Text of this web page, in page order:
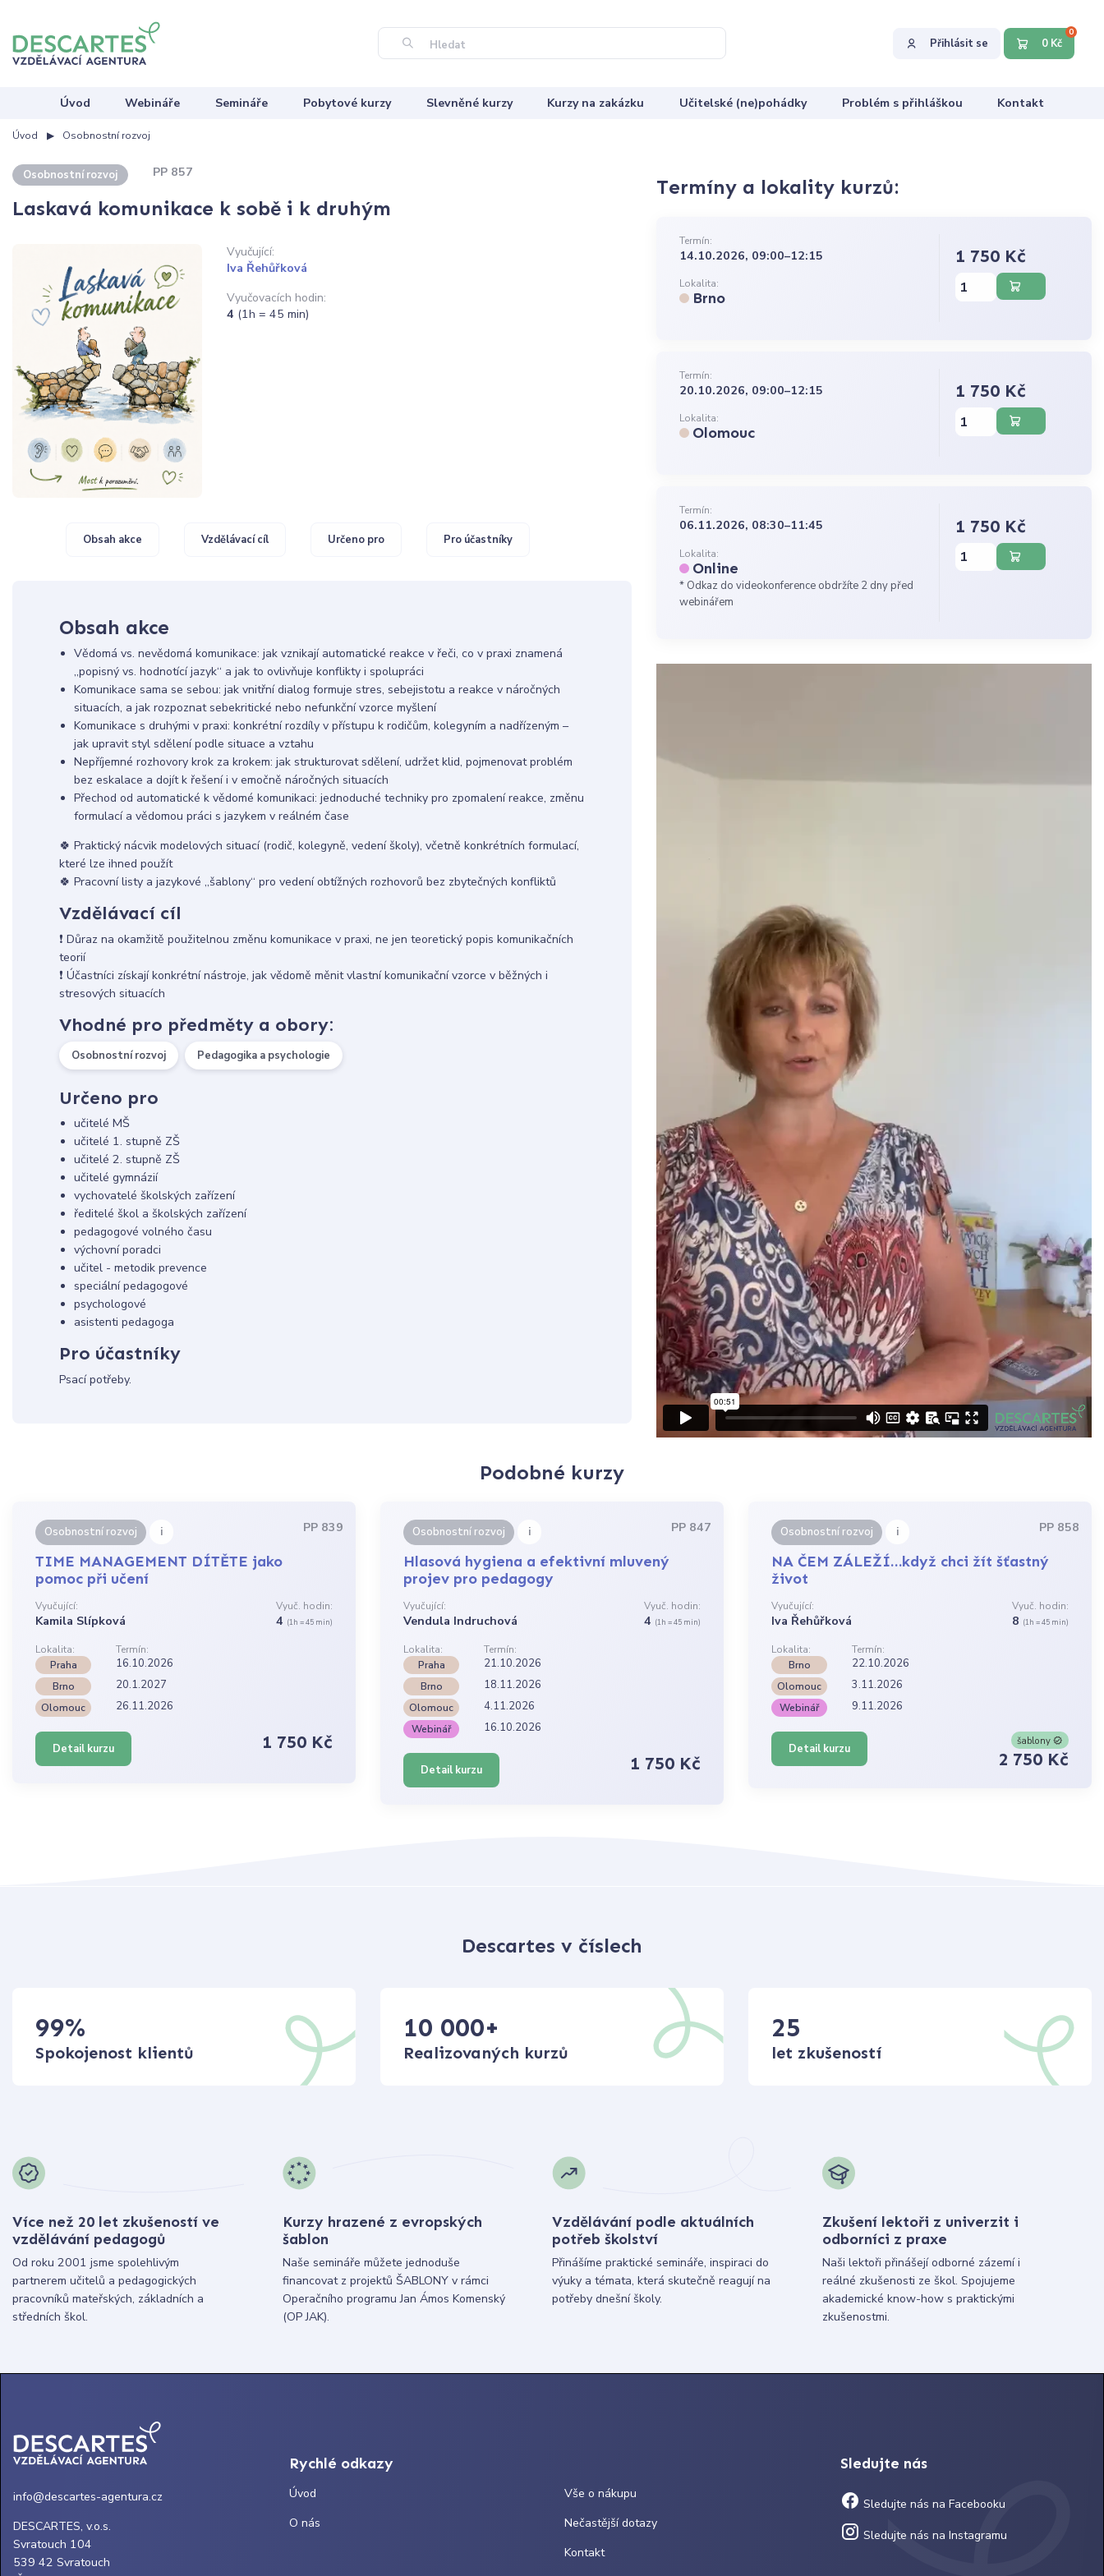
Hledat Přihlásit se 0 Kč
0
Úvod Webináře Semináře Pobytové kurzy Slevněné kurzy Kurzy na zakázku Učitelské (ne)pohádky Problém s přihláškou Kontakt
Úvod Osobnostní rozvoj
Osobnostní rozvoj PP 857
Laskavá komunikace k sobě i k druhým
Vyučující:
Iva Řehůřková
Vyučovacích hodin:
4 (1h = 45 min)
Obsah akce Vzdělávací cíl Určeno pro Pro účastníky
Obsah akce
Vědomá vs. nevědomá komunikace: jak vznikají automatické reakce v řeči, co v praxi znamená
„popisný vs. hodnotící jazyk“ a jak to ovlivňuje konflikty i spolupráci
Komunikace sama se sebou: jak vnitřní dialog formuje stres, sebejistotu a reakce v náročných
situacích, a jak rozpoznat sebekritické nebo nefunkční vzorce myšlení
Komunikace s druhými v praxi: konkrétní rozdíly v přístupu k rodičům, kolegyním a nadřízeným –
jak upravit styl sdělení podle situace a vztahu
Nepříjemné rozhovory krok za krokem: jak strukturovat sdělení, udržet klid, pojmenovat problém
bez eskalace a dojít k řešení i v emočně náročných situacích
Přechod od automatické k vědomé komunikaci: jednoduché techniky pro zpomalení reakce, změnu
formulací a vědomou práci s jazykem v reálném čase
🍀 Praktický nácvik modelových situací (rodič, kolegyně, vedení školy), včetně konkrétních formulací,
které lze ihned použít
🍀 Pracovní listy a jazykové „šablony“ pro vedení obtížných rozhovorů bez zbytečných konfliktů
Vzdělávací cíl
❗ Důraz na okamžitě použitelnou změnu komunikace v praxi, ne jen teoretický popis komunikačních
teorií
❗ Účastníci získají konkrétní nástroje, jak vědomě měnit vlastní komunikační vzorce v běžných i
stresových situacích
Vhodné pro předměty a obory:
Osobnostní rozvoj Pedagogika a psychologie
Určeno pro
učitelé MŠ
učitelé 1. stupně ZŠ
učitelé 2. stupně ZŠ
učitelé gymnázií
vychovatelé školských zařízení
ředitelé škol a školských zařízení
pedagogové volného času
výchovní poradci
učitel - metodik prevence
speciální pedagogové
psychologové
asistenti pedagoga
Pro účastníky
Psací potřeby.
Termíny a lokality kurzů:
Termín:
14.10.2026, 09:00–12:15
Lokalita:
Brno
1 750 Kč
Termín:
20.10.2026, 09:00–12:15
Lokalita:
Olomouc
1 750 Kč
Termín:
06.11.2026, 08:30–11:45
Lokalita:
Online
* Odkaz do videokonference obdržíte 2 dny před
webinářem
1 750 Kč
Podobné kurzy
Osobnostní rozvoj i PP 839
TIME MANAGEMENT DÍTĚTE jako
pomoc při učení
Vyučující:
Kamila Slípková
Vyuč. hodin:
4 (1h = 45 min)
Lokalita:
Termín:
Praha
16.10.2026
Brno 20.1.2027
Olomouc 26.11.2026
Detail kurzu 1 750 Kč
Osobnostní rozvoj i PP 847
Hlasová hygiena a efektivní mluvený
projev pro pedagogy
Vyučující:
Vendula Indruchová
Vyuč. hodin:
4 (1h = 45 min)
Lokalita:
Termín:
Praha
21.10.2026
Brno 18.11.2026
Olomouc 4.11.2026
Webinář 16.10.2026
Detail kurzu 1 750 Kč
Osobnostní rozvoj i PP 858
NA ČEM ZÁLEŽÍ…když chci žít šťastný
život
Vyučující:
Iva Řehůřková
Vyuč. hodin:
8 (1h = 45 min)
Lokalita:
Termín:
Brno
22.10.2026
Olomouc 3.11.2026
Webinář 9.11.2026
Detail kurzu
šablony
2 750 Kč
Descartes v číslech
99%
Spokojenost klientů
10 000+
Realizovaných kurzů
25
let zkušeností
Více než 20 let zkušeností ve
vzdělávání pedagogů
Od roku 2001 jsme spolehlivým
partnerem učitelů a pedagogických
pracovníků mateřských, základních a
středních škol.
Kurzy hrazené z evropských
šablon
Naše semináře můžete jednoduše
financovat z projektů ŠABLONY v rámci
Operačního programu Jan Ámos Komenský
(OP JAK).
Vzdělávání podle aktuálních
potřeb školství
Přinášíme praktické semináře, inspiraci do
výuky a témata, která skutečně reagují na
potřeby dnešní školy.
Zkušení lektoři z univerzit i
odborníci z praxe
Naši lektoři přinášejí odborné zázemí i
reálné zkušenosti ze škol. Spojujeme
akademické know-how s praktickými
zkušenostmi.
info@descartes-agentura.cz
DESCARTES, v.o.s.
Svratouch 104
539 42 Svratouch
Rychlé odkazy
Úvod
O nás
Vše o nákupu
Nečastější dotazy
Kontakt
Sledujte nás
Sledujte nás na Facebooku
Sledujte nás na Instagramu